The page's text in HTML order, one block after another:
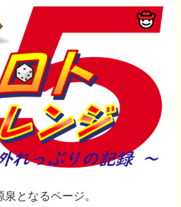
となるページ。